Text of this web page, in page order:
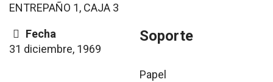
ENTREPAÑO 1, CAJA 3
Fecha
31 diciembre, 1969
Soporte
Papel